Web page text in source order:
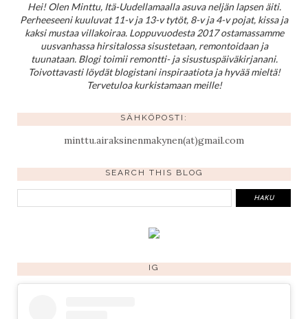
Hei! Olen Minttu, Itä-Uudellamaalla asuva neljän lapsen äiti.
Perheeseeni kuuluvat 11-v ja 13-v tytöt, 8-v ja 4-v pojat, kissa ja
kaksi mustaa villakoiraa. Loppuvuodesta 2017 ostamassamme
uusvanhassa hirsitalossa sisustetaan, remontoidaan ja
tuunataan. Blogi toimii remontti- ja sisustuspäiväkirjanani.
Toivottavasti löydät blogistani inspiraatiota ja hyvää mieltä!
Tervetuloa kurkistamaan meille!
SÄHKÖPOSTI:
minttu.airaksinenmakynen(at)gmail.com
SEARCH THIS BLOG
IG